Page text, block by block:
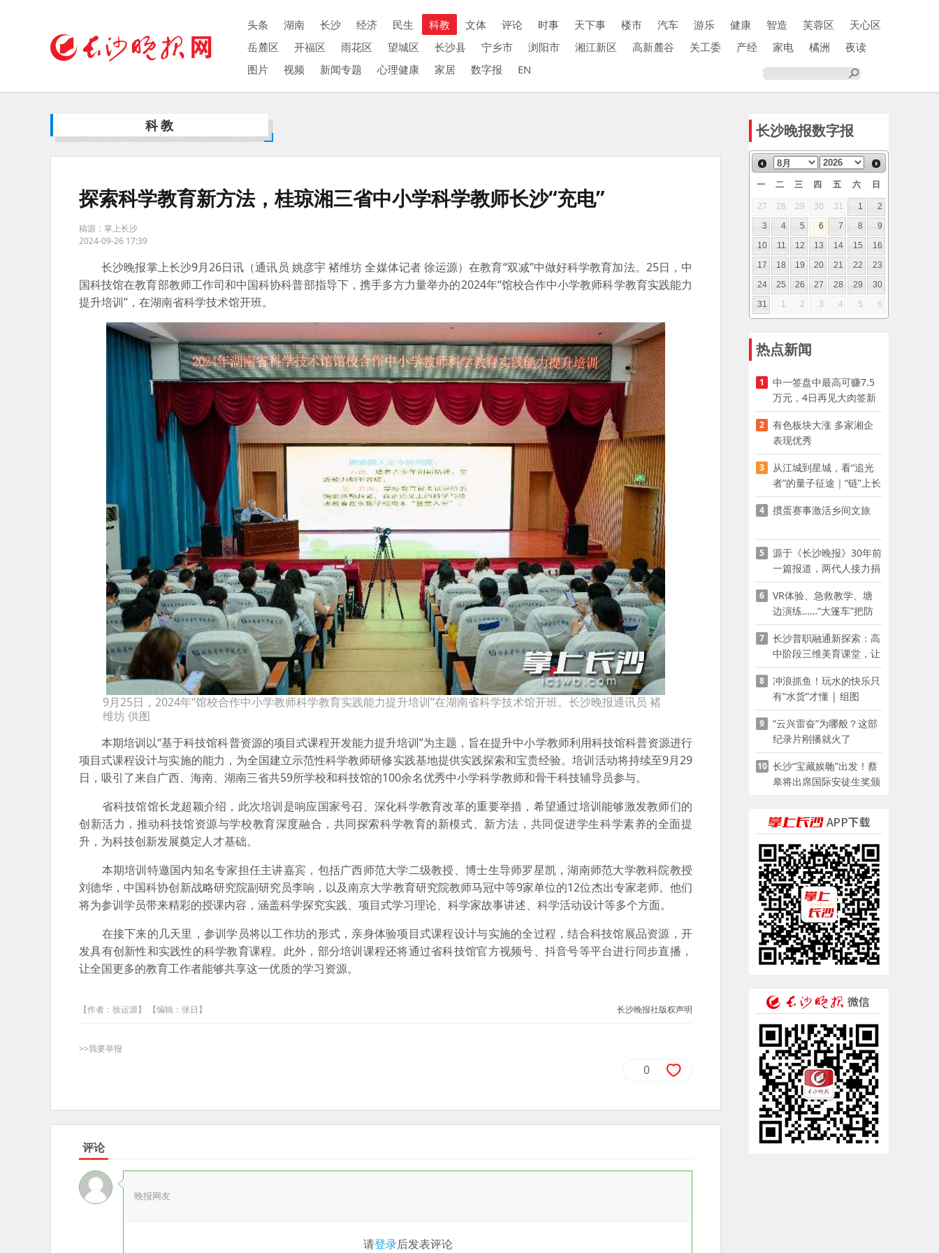
头条 湖南 长沙 经济 民生 科教 文体 评论 时事 天下事 楼市 汽车 游乐 健康 智造 芙蓉区
天心区
岳麓区
开福区 雨花区 望城区 长沙县 宁乡市 浏阳市 湘江新区 高新麓谷 关工委 产经 家电 橘洲
夜读
图片
视频 新闻专题 心理健康 家居 数字报 EN
科教
探索科学教育新方法，桂琼湘三省中小学科学教师长沙“充电”
稿源：掌上长沙
2024-09-26 17:39
长沙晚报掌上长沙9月26日讯（通讯员 姚彦宇 褚维坊 全媒体记者 徐运源）在教育“双减”中做好科学教育加法。25日，中
国科技馆在教育部教师工作司和中国科协科普部指导下，携手多方力量举办的2024年“馆校合作中小学教师科学教育实践能力
提升培训”，在湖南省科学技术馆开班。
9月25日，2024年“馆校合作中小学教师科学教育实践能力提升培训”在湖南省科学技术馆开班。长沙晚报通讯员 褚
维坊 供图
本期培训以“基于科技馆科普资源的项目式课程开发能力提升培训”为主题，旨在提升中小学教师利用科技馆科普资源进行
项目式课程设计与实施的能力，为全国建立示范性科学教师研修实践基地提供实践探索和宝贵经验。培训活动将持续至9月29
日，吸引了来自广西、海南、湖南三省共59所学校和科技馆的100余名优秀中小学科学教师和骨干科技辅导员参与。
省科技馆馆长龙超颖介绍，此次培训是响应国家号召、深化科学教育改革的重要举措，希望通过培训能够激发教师们的
创新活力，推动科技馆资源与学校教育深度融合，共同探索科学教育的新模式、新方法，共同促进学生科学素养的全面提
升，为科技创新发展奠定人才基础。
本期培训特邀国内知名专家担任主讲嘉宾，包括广西师范大学二级教授、博士生导师罗星凯，湖南师范大学教科院教授
刘德华，中国科协创新战略研究院副研究员李响，以及南京大学教育研究院教师马冠中等9家单位的12位杰出专家老师。他们
将为参训学员带来精彩的授课内容，涵盖科学探究实践、项目式学习理论、科学家故事讲述、科学活动设计等多个方面。
在接下来的几天里，参训学员将以工作坊的形式，亲身体验项目式课程设计与实施的全过程，结合科技馆展品资源，开
发具有创新性和实践性的科学教育课程。此外，部分培训课程还将通过省科技馆官方视频号、抖音号等平台进行同步直播，
让全国更多的教育工作者能够共享这一优质的学习资源。
【作者：徐运源】 【编辑：张日】 长沙晚报社版权声明
>>我要举报
0
评论
晚报网友
请登录后发表评论
长沙晚报数字报
一 二 三 四 五 六 日
27 28 29 30 31 1
2
3
4 5 6 7 8
9
10
11 12 13 14 15
16
17
18 19 20 21 22
23
24
25 26 27 28 29
30
31
1 2 3 4 5 6
热点新闻
1
中一签盘中最高可赚7.5
万元，4日再见大肉签新
股
2
有色板块大涨 多家湘企
表现优秀
3
从江城到星城，看“追光
者”的量子征途｜“链”上长
沙 “才”够硬核
4 掼蛋赛事激活乡间文旅
5
源于《长沙晚报》30年前
一篇报道，两代人接力捐
资助学
6
VR体验、急救教学、塘
边演练……“大篷车”把防
溺水课堂搬到乡村青少年
家门口
7
长沙普职融通新探索：高
中阶段三维美育课堂，让
少年向美而生
8
冲浪抓鱼！玩水的快乐只
有“水货”才懂 | 组图
9
“云兴雷奋”为哪般？这部
纪录片刚播就火了
10 长沙“宝藏娭毑”出发！蔡
皋将出席国际安徒生奖颁